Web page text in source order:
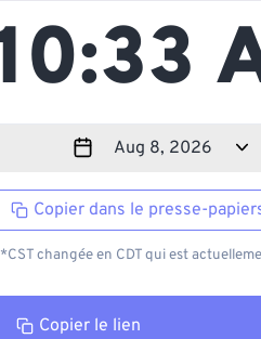
Copier dans le presse-
*CST changée en CDT qui est
Copier le lien